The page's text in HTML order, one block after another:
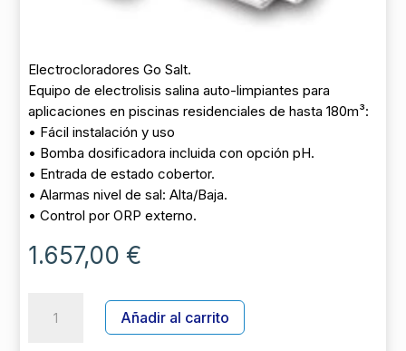
Electrocloradores Go Salt.
Equipo de electrolisis salina auto-limpiantes para
aplicaciones en piscinas residenciales de hasta 180m³:
• Fácil instalación y uso
• Bomba dosificadora incluida con opción pH.
• Entrada de estado cobertor.
• Alarmas nivel de sal: Alta/Baja.
• Control por ORP externo.
1.657,00€
ELECTROLISIS
Añadir al carrito
A